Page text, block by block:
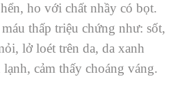
ho với chất nhầy có bọt.
thấp triệu chứng như: sốt,
lở loét trên da, da xanh
cảm thấy choáng váng.